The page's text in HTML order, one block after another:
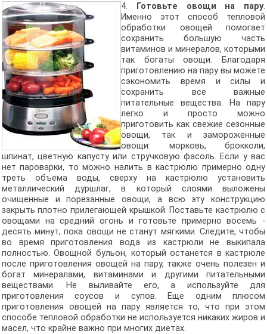
4.
Готовьте овощи на пару.
Именно этот способ тепловой
обработки овощей помогает
сохранить большую часть
витаминов и минералов, которыми
так богаты овощи. Благодаря
приготовлению на пару вы можете
сэкономить время и силы и
сохранить все важные
питательные вещества. На пару
легко и просто можно
приготовить как свежие сезонные
овощи, так и замороженные
овощи: морковь, брокколи,
шпинат, цветную капусту или стручковую фасоль. Если у вас
нет пароварки, то можно налить в кастрюлю примерно одну
треть объема воды, сверху на кастрюлю установить
металлический дуршлаг, в который слоями выложены
очищенные и порезанные овощи, а всю эту конструкцию
закрыть плотно прилегающей крышкой. Поставьте кастрюлю с
овощами на средний огонь и готовьте примерно восемь -
десять минут, пока овощи не станут мягкими. Следите, чтобы
во время приготовления вода из кастрюли не выкипала
полностью. Овощной бульон, который останется в кастрюле
после приготовления овощей на пару, также очень полезен и
богат минералами, витаминами и другими питательными
веществами. Не выливайте его, а используйте для
приготовления соусов и супов. Еще одним плюсом
приготовления овощей на пару является то, что при этом
способе тепловой обработки не используется никаких жиров и
масел, что крайне важно при многих диетах.